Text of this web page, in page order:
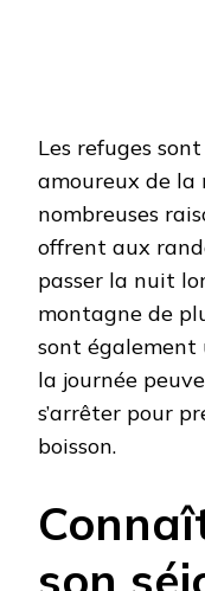
Les refuges
amoureux de la
nombreuses
offrent aux
passer la nuit
montagne de
sont également
la journée
s’arrêter pour
boisson.